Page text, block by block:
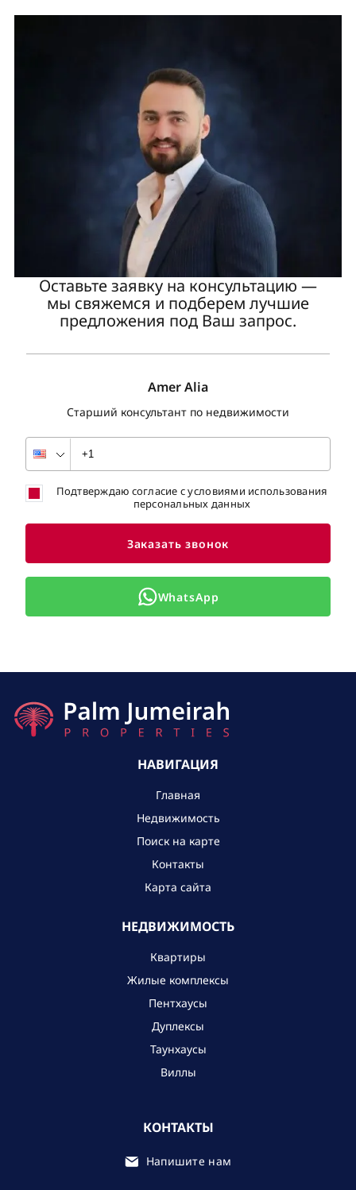
Оставьте заявку на консультацию —
мы свяжемся и подберем лучшие
предложения под Ваш запрос.
Amer Alia
Старший консультант по недвижимости
Подтверждаю согласие с условиями использования
персональных данных
Заказать звонок
WhatsApp
НАВИГАЦИЯ
Главная
Недвижимость
Поиск на карте
Контакты
Карта сайта
НЕДВИЖИМОСТЬ
Квартиры
Жилые комплексы
Пентхаусы
Дуплексы
Таунхаусы
Виллы
КОНТАКТЫ
Напишите нам